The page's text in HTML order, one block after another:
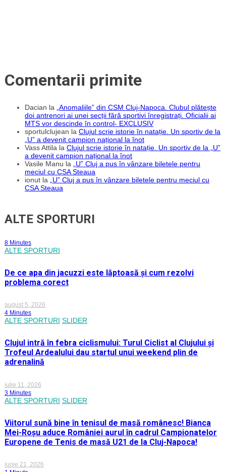
Comentarii primite
Dacian la
„Anomaliile” din CSM Cluj-Napoca. Clubul plătește
doi antrenori ai unei secții fără sportivi înregistrați. Oficialii ai
MTS vor descinde în control- EXCLUSIV
sportulclujean la Clujul scrie istorie în natație. Un sportiv de la
„U” a devenit campion național la înot
Vass Attila la Clujul scrie istorie în natație. Un sportiv de la „U”
a devenit campion național la înot
Vasile Manu la
„U” Cluj a pus în vânzare biletele pentru
meciul cu CSA Steaua
ionut la
„U” Cluj a pus în vânzare biletele pentru meciul cu
CSA Steaua
ALTE SPORTURI
8 Minutes
ALTE SPORTURI
De ce apa din jacuzzi este lăptoasă și cum rezolvi
problema corect
august 5, 2026
4 Minutes
ALTE SPORTURI SLIDER
Clujul intră în febra ciclismului: Turul Ciclist al Clujului și
Trofeul Ardealului dau startul unui weekend plin de
adrenalină
iulie 11, 2026
3 Minutes
ALTE SPORTURI SLIDER
Viitorul sună bine în tenisul de masă românesc! Bianca
Mei-Roșu aduce României aurul în cadrul Campionatelor
Europene de Tenis de masă U21 de la Cluj-Napoca!
iunie 21, 2026